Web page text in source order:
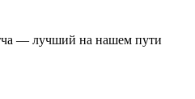
— лучший на нашем пути